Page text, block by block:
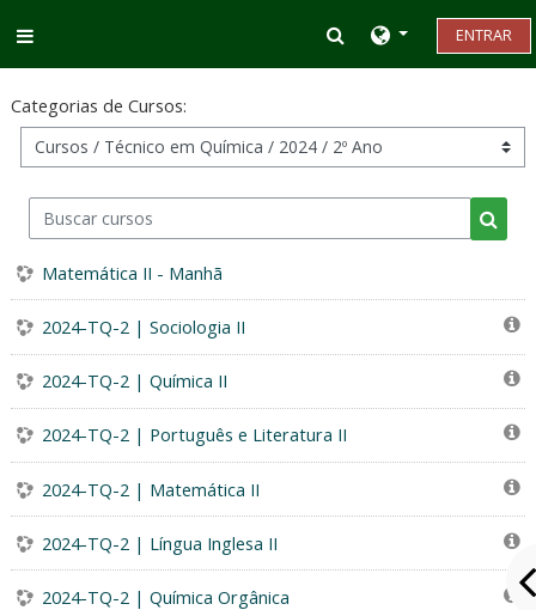
Alternar entrada
ENTRAR
Categorias de Cursos:
Buscar cursos
Matemática II - Manhã
2024-TQ-2 | Sociologia II
2024-TQ-2 | Química II
2024-TQ-2 | Português e Literatura II
2024-TQ-2 | Matemática II
2024-TQ-2 | Língua Inglesa II
2024-TQ-2 | Química Orgânica